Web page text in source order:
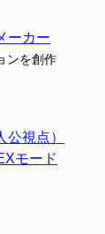
ーカー
ンを創作
視点）
モード